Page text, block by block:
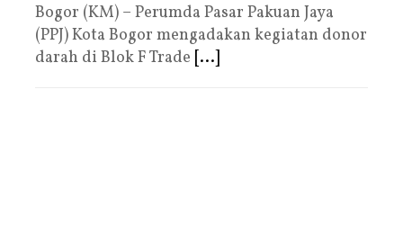
Bogor (KM) – Perumda Pasar Pakuan Jaya
(PPJ) Kota Bogor mengadakan kegiatan donor
darah di Blok F Trade [...]